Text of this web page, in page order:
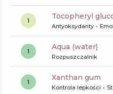
1 tocopheryl
Antyoksydanty
1 aqua (water)
Rozpuszczalnik
1 xanthan gum
Kontrola lepkości